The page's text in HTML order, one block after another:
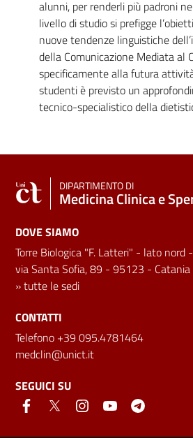
alunni, per renderli più padroni
livello di studio si prefigge
nuove tendenze linguistiche
della Comunicazione Mediata al
specificamente alla futura
studenti è previsto un
tecnico-specialistico della
DIPARTIMENTO DI
Medicina Clinica e
DOVE SIAMO
Torre Biologica "F. Latteri" - lato nord
via Santa Sofia, 89 - 95123 - Catania
»tutte le sedi
CONTATTI
Telefono +39 095.4781464
medclin@unict.it
SEGUICI SU